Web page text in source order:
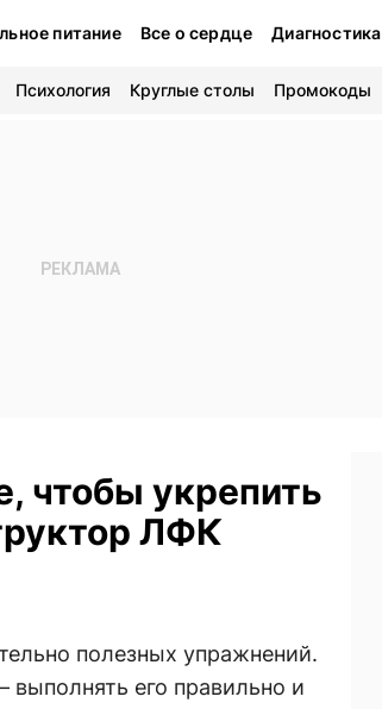
питание Все о сердце Диагностика
Психология Круглые столы Промокоды
чтобы укрепить
ЛФК
полезных упражнений.
выполнять его правильно и